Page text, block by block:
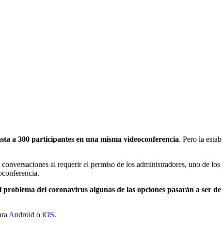
a 300 participantes en una misma videoconferencia. Pero la
al requerir el permiso de los administradores, uno de
problema del coronavirus algunas de las opciones pasarán a ser
Android o iOS.